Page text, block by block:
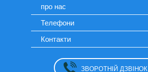
про нас
Телефони
Контакти
ЗВОРОТНІЙ ДЗВІНОК